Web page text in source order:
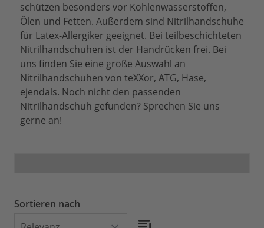
schützen besonders vor Kohlenwasserstoffen,
Ölen und Fetten. Außerdem sind Nitrilhandschuhe
für Latex-Allergiker geeignet. Bei teilbeschichteten
Nitrilhandschuhen ist der Handrücken frei. Bei
uns finden Sie eine große Auswahl an
Nitrilhandschuhen von teXXor, ATG, Hase,
ejendals. Noch nicht den passenden
Nitrilhandschuh gefunden? Sprechen Sie uns
gerne an!
Sortieren nach